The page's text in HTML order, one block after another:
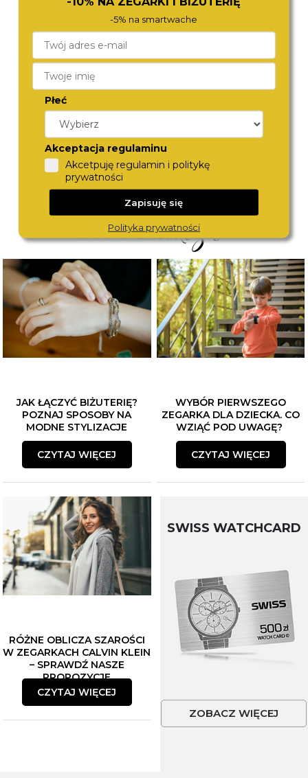
TOMMY HILFIGER
1782860
670,-
2001356
JAK ŁĄCZYĆ BIŻUTERIĘ?
POZNAJ SPOSOBY NA
MODNE STYLIZACJE
CZYTAJ WIĘCEJ
WYBÓR PIERWSZEGO
ZEGARKA DLA DZIECKA. CO
WZIĄĆ POD UWAGĘ?
CZYTAJ WIĘCEJ
RÓŻNE OBLICZA SZAROŚCI
W ZEGARKACH CALVIN KLEIN
– SPRAWDŹ NASZE
PROPOZYCJE
CZYTAJ WIĘCEJ
SWISS WATCHCARD
ZOBACZ WIĘCEJ
-5% na smartwache
Płeć
Akceptacja regulaminu
Akcetpuję regulamin i politykę
prywatności
Zapisuję się
Polityka prywatności